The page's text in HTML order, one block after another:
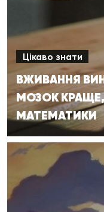
Цікаво знати
ВЖИВАННЯ
МОЗОК КРАЩЕ,
МАТЕМАТИКИ